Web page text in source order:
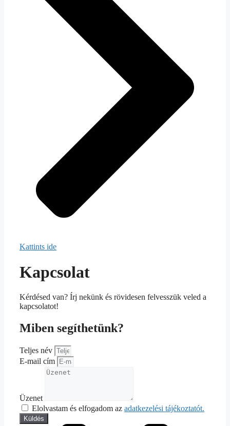
Kattints ide
Kapcsolat
Kérdésed van? Írj nekünk és rövidesen felvesszük veled a
kapcsolatot!
Miben segíthetünk?
Teljes név
E-mail cím
Üzenet
Elolvastam és elfogadom az adatkezelési tájékoztatót.
Küldés